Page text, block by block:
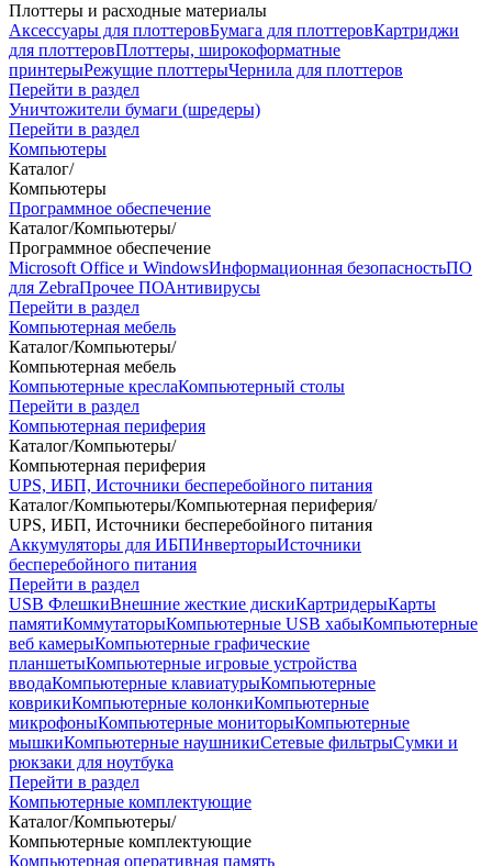
Плоттеры и расходные материалы
Аксессуары для плоттеровБумага для плоттеровКартриджи
для плоттеровПлоттеры, широкоформатные
принтерыРежущие плоттерыЧернила для плоттеров
Перейти в раздел
Уничтожители бумаги (шредеры)
Перейти в раздел
Компьютеры
Каталог/
Компьютеры
Программное обеспечение
Каталог/Компьютеры/
Программное обеспечение
Microsoft Office и WindowsИнформационная безопасностьПО
для ZebraПрочее ПОАнтивирусы
Перейти в раздел
Компьютерная мебель
Каталог/Компьютеры/
Компьютерная мебель
Компьютерные креслаКомпьютерный столы
Перейти в раздел
Компьютерная периферия
Каталог/Компьютеры/
Компьютерная периферия
UPS, ИБП, Источники бесперебойного питания
Каталог/Компьютеры/Компьютерная периферия/
UPS, ИБП, Источники бесперебойного питания
Аккумуляторы для ИБПИнверторыИсточники
бесперебойного питания
Перейти в раздел
USB ФлешкиВнешние жесткие дискиКартридерыКарты
памятиКоммутаторыКомпьютерные USB хабыКомпьютерные
веб камерыКомпьютерные графические
планшетыКомпьютерные игровые устройства
вводаКомпьютерные клавиатурыКомпьютерные
коврикиКомпьютерные колонкиКомпьютерные
микрофоныКомпьютерные мониторыКомпьютерные
мышкиКомпьютерные наушникиСетевые фильтрыСумки и
рюкзаки для ноутбука
Перейти в раздел
Компьютерные комплектующие
Каталог/Компьютеры/
Компьютерные комплектующие
Компьютерная оперативная память